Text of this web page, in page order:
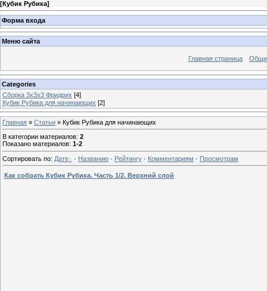
[Кубик Рубика]
Форма входа
Меню сайта
Главная страница
Categories
Сборка 3х3х3 Фридрих [4]
Кубик Рубика для начинающих [2]
Главная » Статьи » Кубик Рубика для начинающих
В категории материалов: 2
Показано материалов: 1-2
Сортировать по: Дате · Названию · Рейтингу · Комментариям · Просмотрам
Как собрать Кубик Рубика. Часть 1/2. Верхний слой